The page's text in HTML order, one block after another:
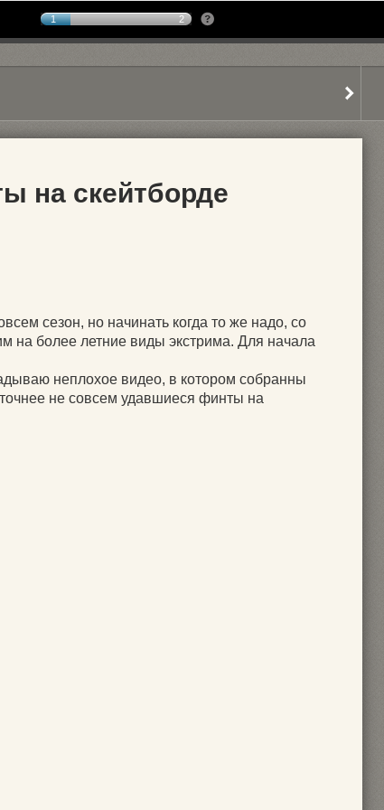
1 2
на скейтборде
сезон, но начинать когда то же надо, со
на более летние виды экстрима. Для начала
неплохое видео, в котором собранны
не совсем удавшиеся финты на